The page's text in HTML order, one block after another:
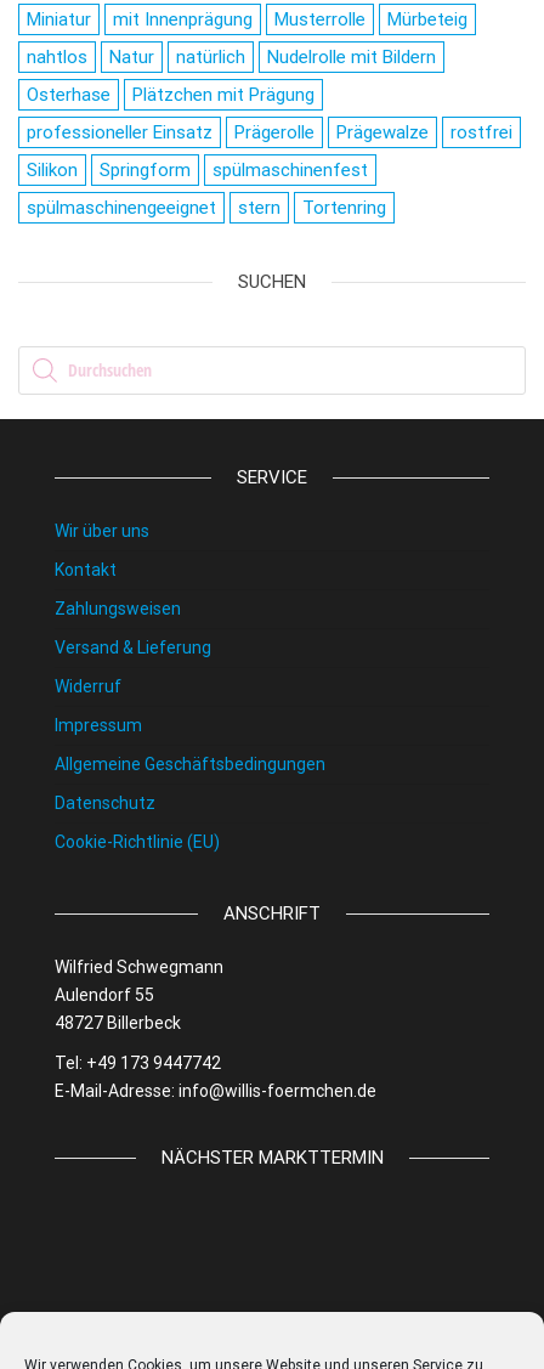
Wir verwenden Cookies, um unsere Website und unseren Service zu
Miniatur
mit Innenprägung Musterrolle
Mürbeteig
nahtlos
Natur natürlich
Nudelrolle mit Bildern
Osterhase
Plätzchen mit Prägung
professioneller Einsatz
Prägerolle Prägewalze
rostfrei
Silikon
Springform
spülmaschinenfest
spülmaschinengeeignet
stern Tortenring
SUCHEN
Products search
SERVICE
Wir über uns
Kontakt
Zahlungsweisen
Versand & Lieferung
Widerruf
Impressum
Allgemeine Geschäftsbedingungen
Datenschutz
Cookie-Richtlinie (EU)
ANSCHRIFT
Wilfried Schwegmann
Aulendorf 55
48727 Billerbeck
Tel: +49 173 9447742
E-Mail-Adresse: info@willis-foermchen.de
NÄCHSTER MARKTTERMIN